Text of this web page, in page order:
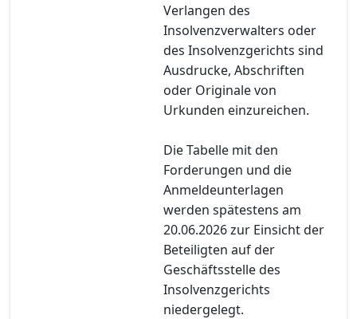
Verlangen des
Insolvenzverwalters oder
des Insolvenzgerichts sind
Ausdrucke, Abschriften
oder Originale von
Urkunden einzureichen.
Die Tabelle mit den
Forderungen und die
Anmeldeunterlagen
werden spätestens am
20.06.2026 zur Einsicht der
Beteiligten auf der
Geschäftsstelle des
Insolvenzgerichts
niedergelegt.